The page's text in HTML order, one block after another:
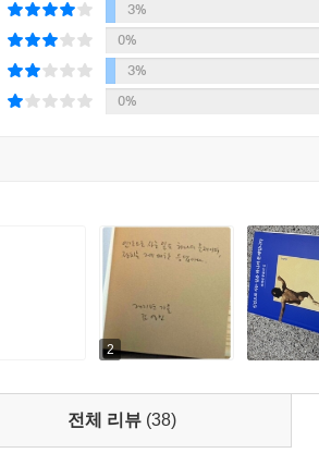
보이던 것이 더 이상 당연해 보이지 않을
보이던 것이 더 이상 당연해 보이지 않
시작된다고 저자는 이야기한다. 책은 정
게 말한다. “우리 아테네 사람들은 공
는 이벤트를 통해서 정치적 열망을 실현
먼 이야기라고 생각했던 이들, 정치라고
3%
0%
3%
0%
2
전체 리뷰 (38)